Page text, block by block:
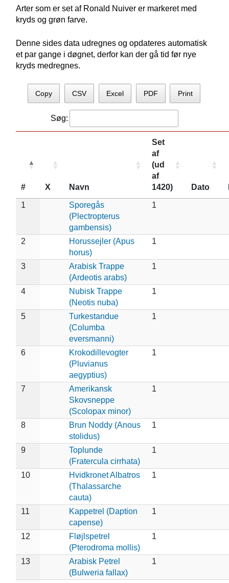
Arter som er set af Ronald Nuiver er markeret med
kryds og grøn farve.
Denne sides data udregnes og opdateres automatisk
et par gange i døgnet, derfor kan der gå tid før nye
kryds medregnes.
Copy CSV Excel PDF Print
Søg:
# X Navn
Set
af
(ud
af
1420)
Dato
1
Sporegås
(Plectropterus
gambensis)
1
2
Horussejler (Apus
horus)
1
3
Arabisk Trappe
(Ardeotis arabs)
1
4
Nubisk Trappe
(Neotis nuba)
1
5
Turkestandue
(Columba
eversmanni)
1
6
Krokodillevogter
(Pluvianus
aegyptius)
1
7
Amerikansk
Skovsneppe
(Scolopax minor)
1
8
Brun Noddy (Anous
stolidus)
1
9
Toplunde
(Fratercula cirrhata)
1
10
Hvidkronet Albatros
(Thalassarche
cauta)
1
11
Kappetrel (Daption
capense)
1
12
Fløjlspetrel
(Pterodroma mollis)
1
13
Arabisk Petrel
(Bulweria fallax)
1